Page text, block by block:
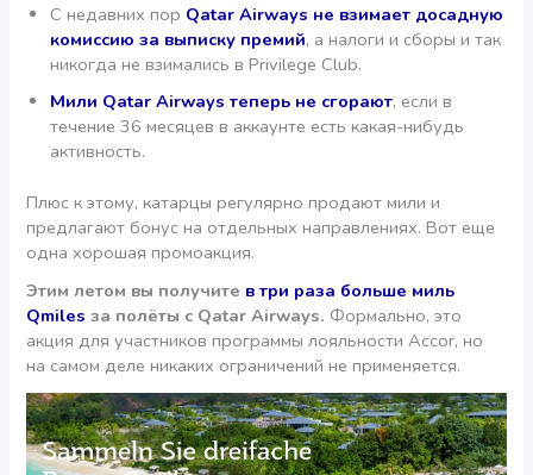
C недавних пор Qatar Airways не взимает досадную
комиссию за выписку премий, а налоги и сборы и так
никогда не взимались в Privilege Club.
Мили Qatar Airways теперь не сгорают, если в
течение 36 месяцев в аккаунте есть какая-нибудь
активность.
Плюс к этому, катарцы регулярно продают мили и
предлагают бонус на отдельных направлениях. Вот еще
одна хорошая промоакция.
Этим летом вы получите в три раза больше миль
Qmiles за полёты с Qatar Airways. Формально, это
акция для участников программы лояльности Accor, но
на самом деле никаких ограничений не применяется.